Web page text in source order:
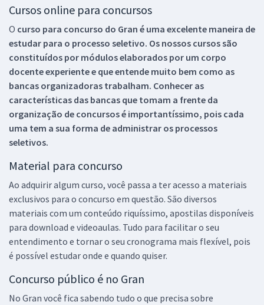
Cursos online para concursos
O curso para concurso do Gran é uma excelente maneira de
estudar para o processo seletivo. Os nossos cursos são
constituídos por módulos elaborados por um corpo
docente experiente e que entende muito bem como as
bancas organizadoras trabalham. Conhecer as
características das bancas que tomam a frente da
organização de concursos é importantíssimo, pois cada
uma tem a sua forma de administrar os processos
seletivos.
Material para concurso
Ao adquirir algum curso, você passa a ter acesso a materiais
exclusivos para o concurso em questão. São diversos
materiais com um conteúdo riquíssimo, apostilas disponíveis
para download e videoaulas. Tudo para facilitar o seu
entendimento e tornar o seu cronograma mais flexível, pois
é possível estudar onde e quando quiser.
Concurso público é no Gran
No Gran você fica sabendo tudo o que precisa sobre